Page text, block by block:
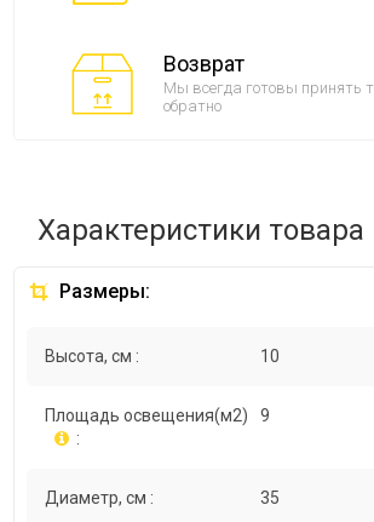
Возврат
Мы всегда готовы принять
обратно
Характеристики товара
Размеры:
Высота, см : 10
Площадь освещения(м2)
:
9
Диаметр, см : 35